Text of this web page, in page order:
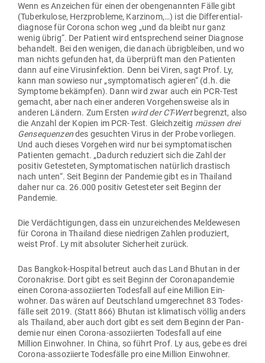
Wenn es Anzeichen für einen der oben­ge­nannten Fälle gibt
(Tuber­kulose, Herz­pro­bleme, Kar­zinom,…) ist die Dif­fe­ren­ti­al­
dia­gnose für Corona schon weg „und da bleibt nur ganz
wenig übrig“. Der Patient wird ent­spre­chend seiner Dia­gnose
behandelt. Bei den wenigen, die danach übrig­bleiben, und wo
man nichts gefunden hat, da über­prüft man den Pati­enten
dann auf eine Virus­in­fektion. Denn bei Viren, sagt Prof. Ly,
kann man sowieso nur „sym­pto­ma­tisch agieren“ (d.h. die
Sym­ptome bekämpfen). Dann wird zwar auch ein PCR-Test
gemacht, aber nach einer anderen Vor­ge­hens­weise als in
anderen Ländern. Zum Ersten wird der CT-Wert begrenzt, also
die Anzahl der Kopien im PCR-Test. Gleich­zeitig müssen drei
Gen­se­quenzendes gesuchten Virus in der Probe vor­liegen.
Und auch dieses Vor­gehen wird nur bei sym­pto­ma­ti­schen
Pati­enten gemacht. „Dadurch redu­ziert sich die Zahl der
positiv Getes­teten, Sym­pto­ma­ti­schen natürlich dras­tisch
nach unten“. Seit Beginn der Pan­demie gibt es in Thailand
daher nur ca. 26.000 positiv Getes­teter seit Beginn der
Pandemie.
Die Ver­däch­ti­gungen, dass ein unzu­rei­chendes Mel­de­wesen
für Corona in Thailand diese nied­rigen Zahlen pro­du­ziert,
weist Prof. Ly mit abso­luter Sicherheit zurück.
Das Bangkok-Hos­pital betreut auch das Land Bhutan in der
Coro­na­krise. Dort gibt es seit Beginn der Coro­na­pan­demie
einen Corona-asso­zi­ierten Todesfall auf eine Million Ein­
wohner. Das wären auf Deutschland umge­rechnet 83 Todes­
fälle seit 2019. (Statt 866) Bhutan ist kli­ma­tisch völlig anders
als Thailand, aber auch dort gibt es seit dem Beginn der Pan­
demie nur einen Corona-asso­zi­ierten Todesfall auf eine
Million Ein­wohner. In China, so führt Prof. Ly aus, gebe es drei
Corona-asso­zi­ierte Todes­fälle pro eine Million Einwohner.